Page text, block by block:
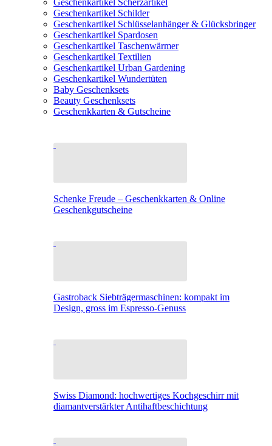
Geschenkartikel Scherzartikel
Geschenkartikel Schilder
Geschenkartikel Schlüsselanhänger & Glücksbringer
Geschenkartikel Spardosen
Geschenkartikel Taschenwärmer
Geschenkartikel Textilien
Geschenkartikel Urban Gardening
Geschenkartikel Wundertüten
Baby Geschenksets
Beauty Geschenksets
Geschenkkarten & Gutscheine
Schenke Freude – Geschenkkarten & Online
Geschenkgutscheine
Gastroback Siebträgermaschinen: kompakt im
Design, gross im Espresso-Genuss
Swiss Diamond: hochwertiges Kochgeschirr mit
diamantverstärkter Antihaftbeschichtung